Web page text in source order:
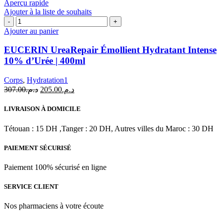
Aperçu rapide
Ajouter à la liste de souhaits
quantité
de
EUCERIN
UreaRepair
Émollient
Hydratant
10%
d'Urée
400ml
Ajouter au panier
EUCERIN UreaRepair Émollient Hydratant Intense
10% d’Urée | 400ml
Corps, Hydratation1
د.م.307.00
Le
initial
د.م.205.00
Le
actuel
د.م.205.00.
LIVRAISON À DOMICILE
Tétouan : 15 DH ,Tanger : 20 DH, Autres villes du Maroc : 30 DH
PAIEMENT SÉCURISÉ
Paiement 100% sécurisé en ligne
SERVICE CLIENT
Nos pharmaciens à votre écoute